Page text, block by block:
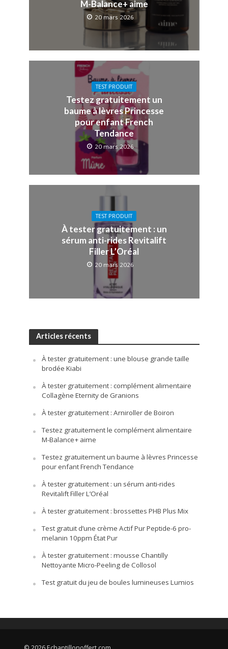
M-Balance+ aime
20 mars 2026
TEST PRODUIT
Testez gratuitement un
baume à lèvres Princesse
pour enfant French
Tendance
20 mars 2026
TEST PRODUIT
À tester gratuitement : un
sérum anti-rides Revitalift
Filler L’Oréal
20 mars 2026
Articles récents
À tester gratuitement : une blouse grande taille
brodée Kiabi
À tester gratuitement : complément alimentaire
Collagène Eternity de Granions
À tester gratuitement : Arniroller de Boiron
Testez gratuitement le complément alimentaire
M-Balance+ aime
Testez gratuitement un baume à lèvres Princesse
pour enfant French Tendance
À tester gratuitement : un sérum anti-rides
Revitalift Filler L’Oréal
À tester gratuitement : brossettes PHB Plus Mix
Test gratuit d’une crème Actif Pur Peptide-6 pro-
melanin 10ppm État Pur
À tester gratuitement : mousse Chantilly
Nettoyante Micro-Peeling de Collosol
Test gratuit du jeu de boules lumineuses Lumios